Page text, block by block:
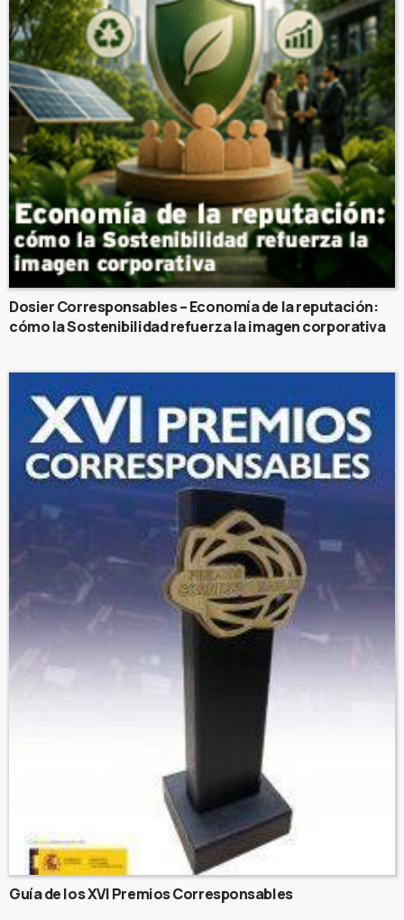
Dosier Corresponsables – Economía de la reputación:
cómo la Sostenibilidad refuerza la imagen corporativa
Guía de los XVI Premios Corresponsables